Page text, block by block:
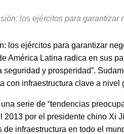
los ejércitos para
los ejércitos para garantizar
América Latina radica en sus
seguridad y prosperidad”.
con infraestructura clave a
serie de “tendencias
2013 por el presidente chino Xi
infraestructura en todo el